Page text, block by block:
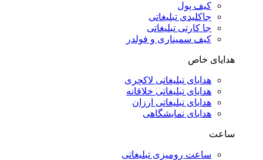
کیف پول
جاکلیدی تبلیغاتی
جا کارتی تبلیغاتی
کیف سمیناری و فولدر
هدایای خاص
هدایای تبلیغاتی لاکچری
هدایای تبلیغاتی خلاقانه
هدایای تبلیغاتی ارزان
هدایای نمایشگاهی
ساعت
ساعت رومیزی تبلیغاتی